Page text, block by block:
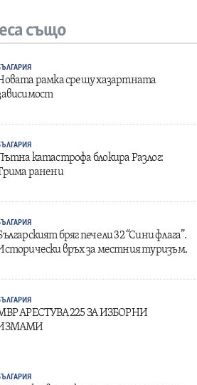
също
рамка срещу хазартната
катастрофа блокира Разлог:
ранени
бряг печели 32 “Сини флага”.
връх за местния туризъм.
АРЕСТУВА 225 ЗА ИЗБОРНИ